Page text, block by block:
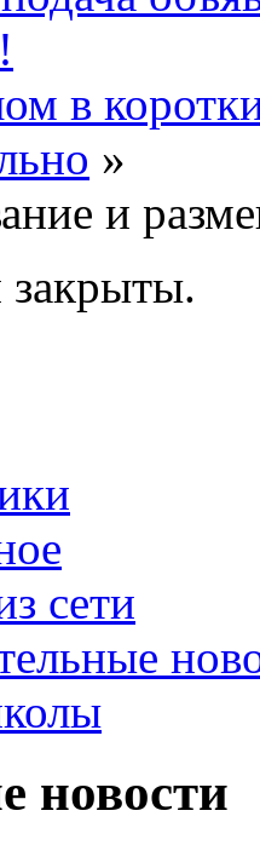
в
»
и
сети
новости